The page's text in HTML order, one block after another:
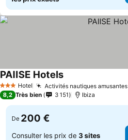
3 ÉtoilesHotel Activités nautiques amusantes
PAIISE Hotels
8,2 Très bien 3 151 Ibiza
De 200 €
Consulter les prix de 3 sites